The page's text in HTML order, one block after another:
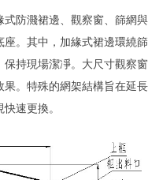
防濺裙邊、觀察窗、篩網與
。其中，加緣式裙邊環繞篩
持現場潔凈。大尺寸觀察窗
。特殊的網架結構旨在延長
速更換。